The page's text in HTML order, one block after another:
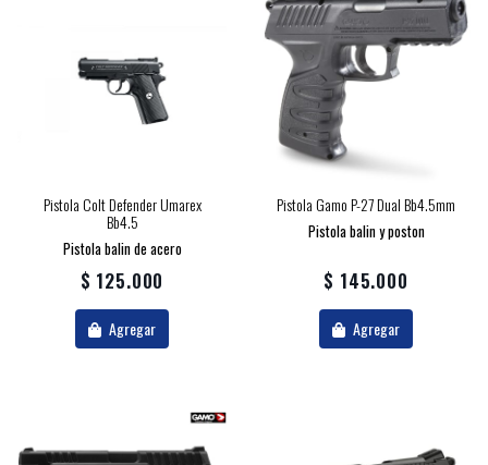
Pistola Colt Defender Umarex
Bb4.5
Pistola balin de acero
$ 125.000
Agregar
Pistola Gamo P-27 Dual Bb4.5mm
Pistola balin y poston
$ 145.000
Agregar